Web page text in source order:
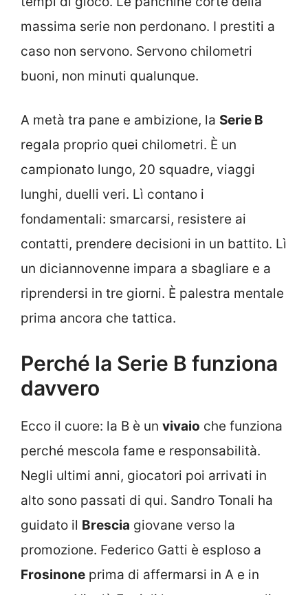
massima serie non perdonano. I prestiti a
caso non servono. Servono chilometri
buoni, non minuti qualunque.
A metà tra pane e ambizione, la Serie B
regala proprio quei chilometri. È un
campionato lungo, 20 squadre, viaggi
lunghi, duelli veri. Lì contano i
fondamentali: smarcarsi, resistere ai
contatti, prendere decisioni in un battito. Lì
un diciannovenne impara a sbagliare e a
riprendersi in tre giorni. È palestra mentale
prima ancora che tattica.
Perché la Serie B funziona
davvero
Ecco il cuore: la B è un vivaio che funziona
perché mescola fame e responsabilità.
Negli ultimi anni, giocatori poi arrivati in
alto sono passati di qui. Sandro Tonali ha
guidato il Brescia giovane verso la
promozione. Federico Gatti è esploso a
Frosinone prima di affermarsi in A e in